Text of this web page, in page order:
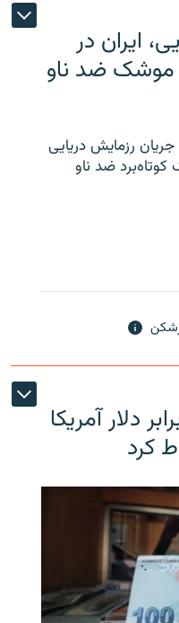
ایران در
موشک ضد ناو
رزمایش دریایی
ضد ناو
دلار آمریکا